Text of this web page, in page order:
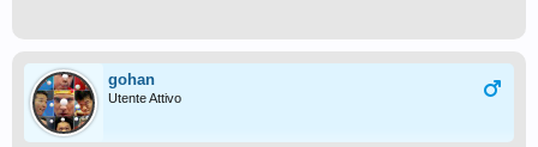
gohan
Utente Attivo